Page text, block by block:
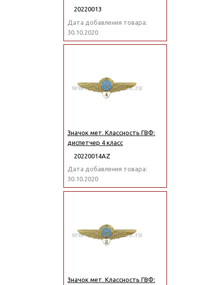
20220013
Дата добавления товара:
30.10.2020
Значок мет. Классность ГВФ:
диспетчер 4 класс
20220014АZ
Дата добавления товара:
30.10.2020
Значок мет. Классность ГВФ: